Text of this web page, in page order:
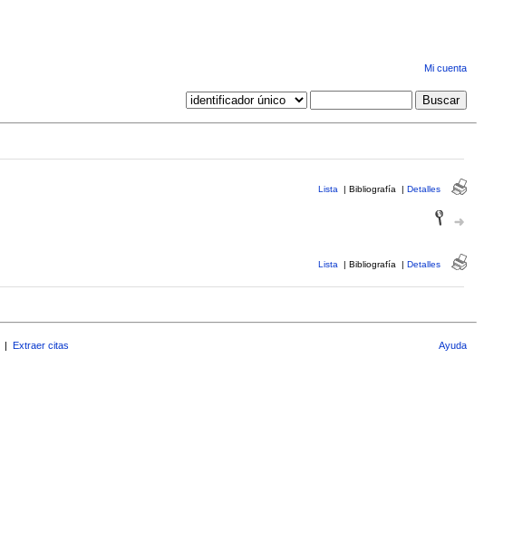
Mi cuenta
Lista | Bibliografía | Detalles
Lista | Bibliografía | Detalles
| Extraer citas Ayuda